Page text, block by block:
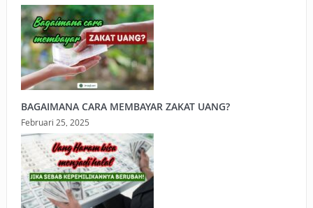
BAGAIMANA CARA MEMBAYAR ZAKAT UANG?
Februari 25, 2025